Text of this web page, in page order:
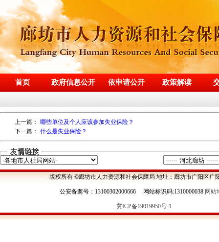
首页 政府信息公开 依申请公开 政策解读
上一篇：
哪些单位及个人应该参加失业保险？
下一篇：
什么是失业保险？
版权所有 ©廊坊市人力资源和社会保障局 地址：廊坊市广阳区广
公安备案号：13100302000666 网站标识码:1310000038 网站
冀ICP备19019950号-1